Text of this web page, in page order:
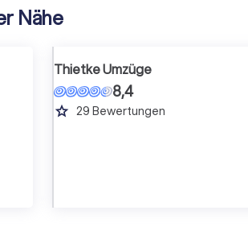
Nähe
Thietke Umzüge
8,4
grade 29 Bewertungen